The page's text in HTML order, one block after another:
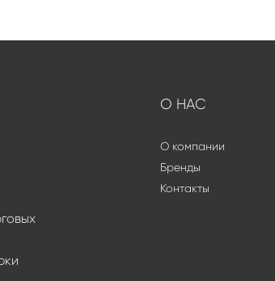
О НАС
О компании
Бренды
Контакты